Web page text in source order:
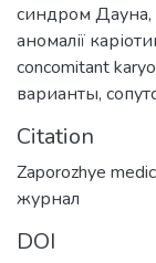
синдром Дауна,
аномалії
concomitant
варианты,
Citation
Zaporozhye
журнал
DOI